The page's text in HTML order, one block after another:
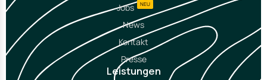
Jobs
NEU
News
Kontakt
Presse
Leistungen